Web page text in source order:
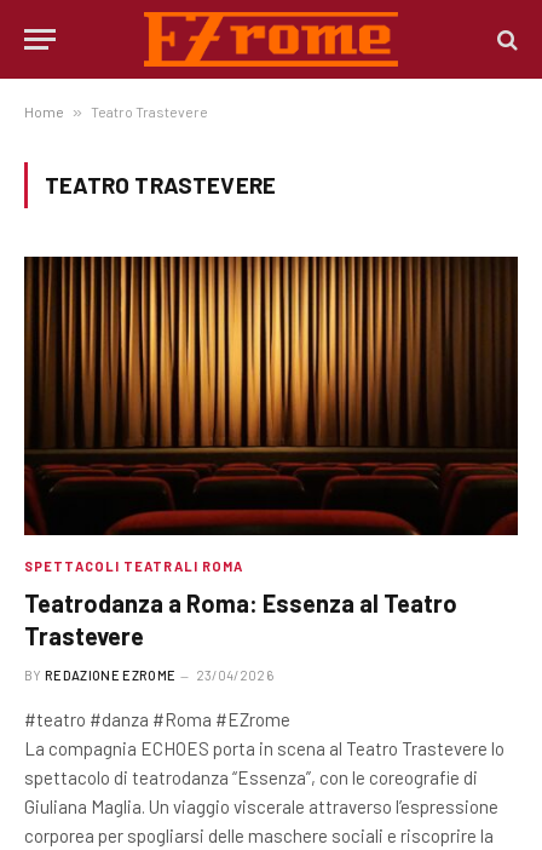
Home » Teatro Trastevere
TEATRO TRASTEVERE
SPETTACOLI TEATRALI ROMA
Teatrodanza a Roma: Essenza al Teatro
Trastevere
BY REDAZIONE EZROME 23/04/2026
#teatro #danza #Roma #EZrome
La compagnia ECHOES porta in scena al Teatro Trastevere lo
spettacolo di teatrodanza “Essenza”, con le coreografie di
Giuliana Maglia. Un viaggio viscerale attraverso l’espressione
corporea per spogliarsi delle maschere sociali e riscoprire la